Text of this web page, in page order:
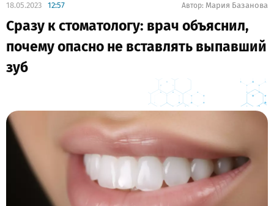
18.05.2023 12:57 Автор: Мария Базанова
Сразу к стоматологу: врач объяснил,
почему опасно не вставлять выпавший
зуб